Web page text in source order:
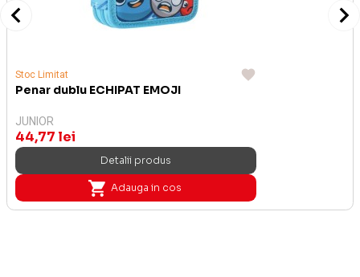
Stoc Limitat
Penar dublu ECHIPAT EMOJI
JUNIOR
44,77 lei
Detalii produs
Adauga in cos